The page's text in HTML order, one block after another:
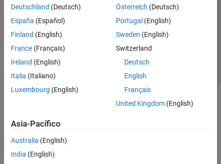
Deutschland (Deutsch)
España (Español)
Finland (English)
France (Français)
Ireland (English)
Italia (Italiano)
Luxembourg (English)
Österreich (Deutsch)
Portugal (English)
Sweden (English)
Switzerland
Deutsch
English
Français
United Kingdom(English)
Asia-Pacífico
Australia (English)
India (English)
Información de contacto
© 1994-2026 The MathWorks, Inc.